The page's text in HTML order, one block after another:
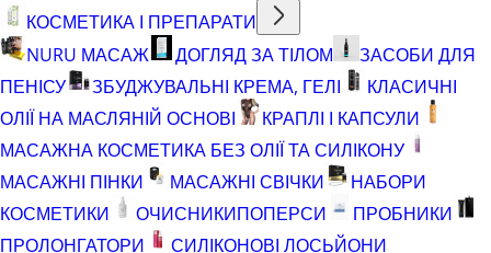
КОСМЕТИКА І ПРЕПАРАТИ
NURU МАСАЖ
ДОГЛЯД ЗА ТІЛОМ
ЗАСОБИ ДЛЯ
ПЕНІСУ
ЗБУДЖУВАЛЬНІ КРЕМА, ГЕЛІ
КЛАСИЧНІ
ОЛІЇ НА МАСЛЯНІЙ ОСНОВІ
КРАПЛІ І КАПСУЛИ
МАСАЖНА КОСМЕТИКА БЕЗ ОЛІЇ ТА СИЛІКОНУ
МАСАЖНІ ПІНКИ
МАСАЖНІ СВІЧКИ
НАБОРИ
КОСМЕТИКИ
ОЧИСНИКИПОПЕРСИ
ПРОБНИКИ
ПРОЛОНГАТОРИ
СИЛІКОНОВІ ЛОСЬЙОНИ